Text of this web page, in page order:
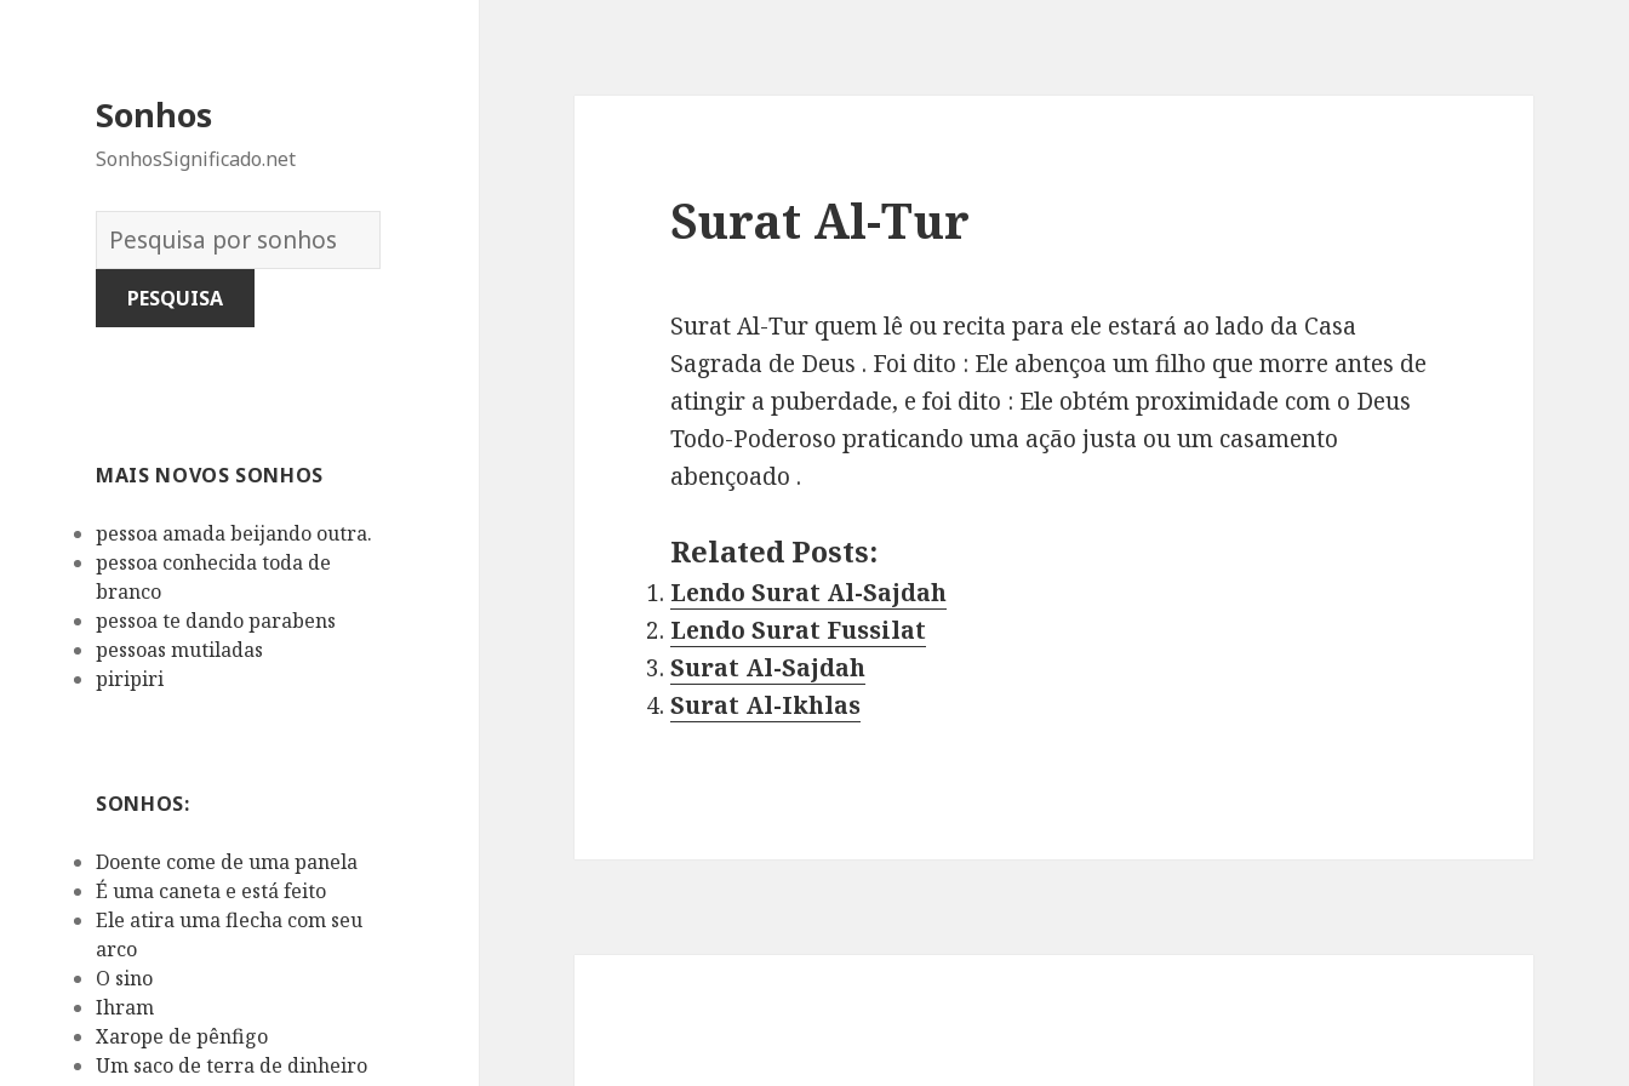
Sonhos
SonhosSignificado.net
Dicionário
dos
Sonhos:
MAIS NOVOS SONHOS
pessoa amada beijando outra.
pessoa conhecida toda de
branco
pessoa te dando parabens
pessoas mutiladas
piripiri
SONHOS:
Doente come de uma panela
É uma caneta e está feito
Ele atira uma flecha com seu
arco
O sino
Ihram
Xarope de pênfigo
Um saco de terra de dinheiro
Surat Al-Tur
Surat Al-Tur quem lê ou recita para ele estará ao lado da Casa
Sagrada de Deus . Foi dito : Ele abençoa um filho que morre antes de
atingir a puberdade, e foi dito : Ele obtém proximidade com o Deus
Todo-Poderoso praticando uma ação justa ou um casamento
abençoado .
Related Posts:
Lendo Surat Al-Sajdah
Lendo Surat Fussilat
Surat Al-Sajdah
Surat Al-Ikhlas